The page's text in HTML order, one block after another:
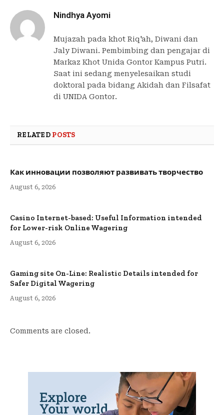
Nindhya Ayomi
Mujazah pada khot Riq'ah, Diwani dan
Jaly Diwani. Pembimbing dan pengajar di
Markaz Khot Unida Gontor Kampus Putri.
Saat ini sedang menyelesaikan studi
doktoral pada bidang Akidah dan Filsafat
di UNIDA Gontor.
RELATED POSTS
Как инновации позволяют развивать творчество
August 6, 2026
Casino Internet-based: Useful Information intended
for Lower-risk Online Wagering
August 6, 2026
Gaming site On-Line: Realistic Details intended for
Safer Digital Wagering
August 6, 2026
Comments are closed.